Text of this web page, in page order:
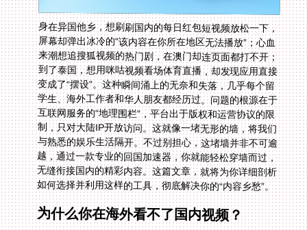
身在异国他乡，想刷刷国内的每日红包短视频放松一下，
屏幕却弹出冰冷的“该内容在你所在地区无法播放”；心血
来潮想追搜狐视频的热门剧，在澳门却连页面都打不开；
到了泰国，想用咪咕视频看场体育直播，却发现应用直接
变成了“摆设”。这种瞬间涌上的无奈和失落，几乎每个留
学生、海外工作者和华人朋友都经历过。问题的根源在于
互联网服务的“地理围栏”，平台出于版权和运营协议的限
制，只对大陆IP开放访问。这就像一堵无形的墙，将我们
与熟悉的娱乐生活隔开。不过别担心，这堵墙并非不可逾
越，通过一款专业的回国加速器，你就能轻松穿墙而过，
无缝衔接国内的精彩内容。这篇文章，就将为你详细剖析
如何选择并利用这样的工具，彻底解决你的“内容乡愁”。
为什么你在海外看不了国内视频？